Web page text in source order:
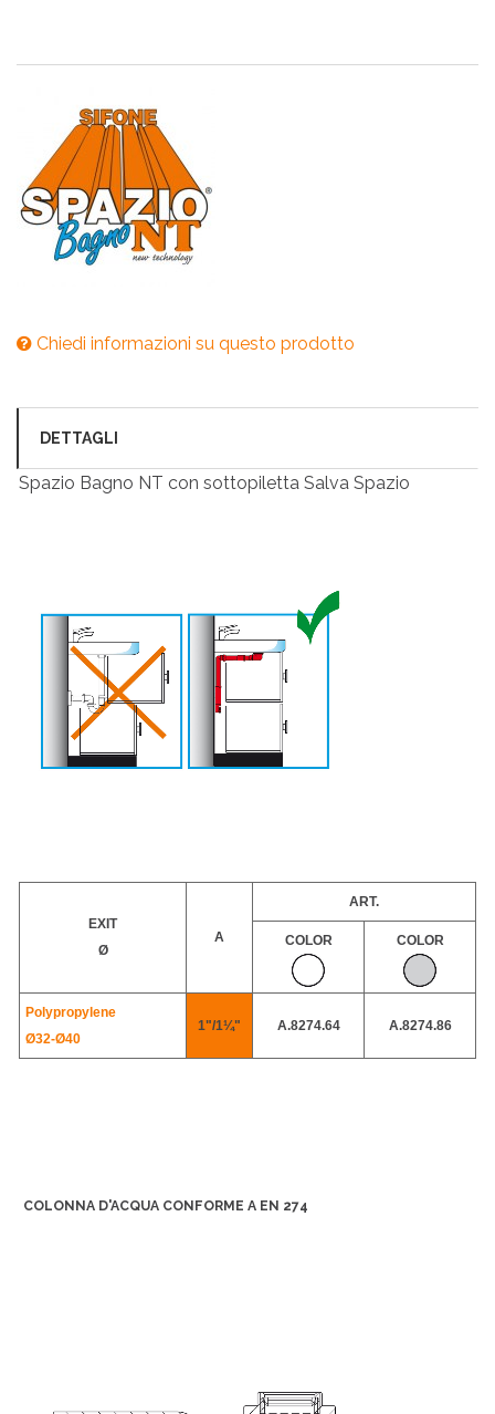
Chiedi informazioni su questo prodotto
DETTAGLI
Spazio Bagno NT con sottopiletta Salva Spazio
EXIT
Ø
A
ART.
COLOR COLOR
Polypropylene
Ø32-Ø40
1"/1¼" A.8274.64 A.8274.86
COLONNA D'ACQUA CONFORME A EN 274